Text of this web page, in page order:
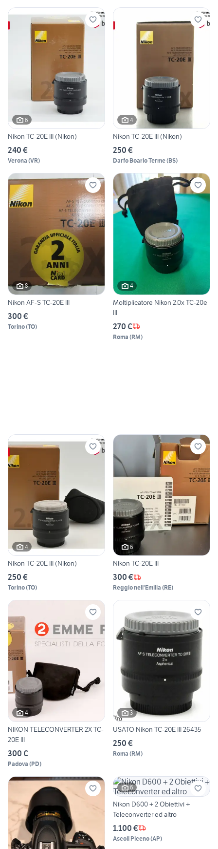
6
Nikon TC-20E III (Nikon)
240 €
Verona (VR)
4
Nikon TC-20E III (Nikon)
250 €
Darfo Boario Terme(BS)
8
Nikon AF-S TC-20E III
300 €
Torino(TO)
4
Moltiplicatore Nikon 2.0x TC-20e
III
270 €
Roma (RM)
4
Nikon TC-20E III (Nikon)
250 €
Torino(TO)
6
Nikon TC-20E III
300 €
Reggio nell'Emilia (RE)
4
NIKON TELECONVERTER 2X TC-
20E III
300 €
Padova (PD)
3
USATO Nikon TC-20E III 26435
250 €
Roma (RM)
6
Nikon D600 + 2 Obiettivi +
Teleconverter ed altro
1.100 €
Ascoli Piceno(AP)